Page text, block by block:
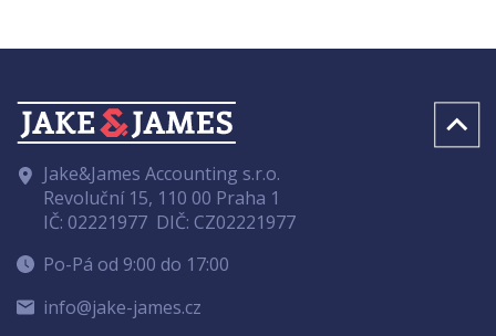
Jake&James Accounting s.r.o.
Revoluční 15, 110 00 Praha 1
IČ: 02221977 DIČ: CZ02221977
Po-Pá od 9:00 do 17:00
info@jake-james.cz